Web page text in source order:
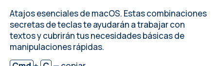
Atajos esenciales de macOS. Estas combinaciones
secretas de teclas te ayudarán a trabajar con
textos y cubrirán tus necesidades básicas de
manipulaciones rápidas.